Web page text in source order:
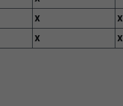
X
X
X X